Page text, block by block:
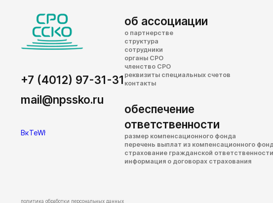
+7 (4012) 97-31-31
mail@npssko.ru
об ассоциации
о партнерстве
структура
сотрудники
органы СРО
членство СРО
реквизиты специальных счетов
контакты
обеспечение
ответственности
размер компенсационного фонда
перечень выплат из компенсационного
страхование гражданской ответственности
информация о договорах страхования
политика обработки персональных данных